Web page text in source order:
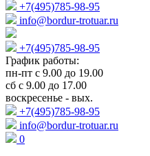
+7(495)785-98-95
info@bordur-trotuar.ru
+7(495)785-98-95
График работы:
пн-пт с 9.00 до 19.00
сб с 9.00 до 17.00
воскресенье - вых.
+7(495)785-98-95
info@bordur-trotuar.ru
0